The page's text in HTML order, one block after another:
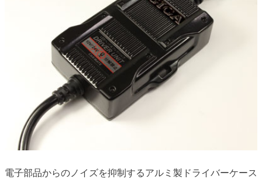
電子部品からのノイズを抑制するアルミ製ドライバーケース